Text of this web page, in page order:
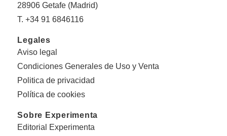
28906 Getafe (Madrid)
T. +34 91 6846116
Legales
Aviso legal
Condiciones Generales de Uso y Venta
Politica de privacidad
Política de cookies
Sobre Experimenta
Editorial Experimenta